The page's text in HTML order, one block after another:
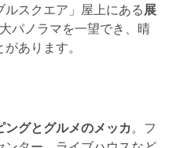
スクエア」屋上にある展
パノラマを一望でき、晴
あります。
ングとグルメのメッカ。フ